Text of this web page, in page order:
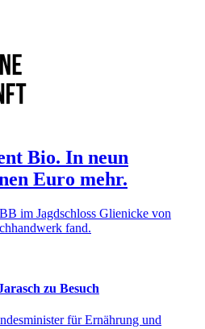
Bio. In neun
Euro mehr.
im Jagdschloss Glienicke von
fand.
zu Besuch
für Ernährung und